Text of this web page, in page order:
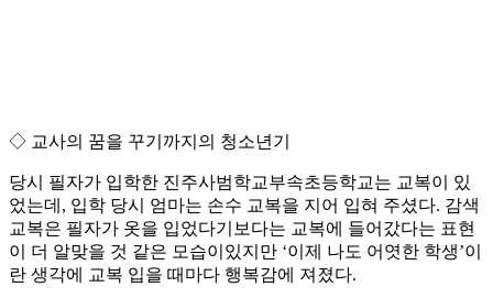
◇ 교사의 꿈을 꾸기까지의 청소년기
당시 필자가 입학한 진주사범학교부속초등학교는 교복이 있
었는데, 입학 당시 엄마는 손수 교복을 지어 입혀 주셨다. 감색
교복은 필자가 옷을 입었다기보다는 교복에 들어갔다는 표현
이 더 알맞을 것 같은 모습이있지만 ‘이제 나도 어엿한 학생’이
란 생각에 교복 입을 때마다 행복감에 져졌다.